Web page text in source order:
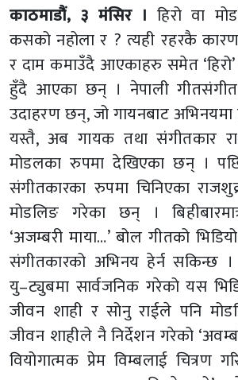
काठमाडौं, ३ मंसिर । हिरो वा
कसको नहोला र ? त्यही रहरकै कारण
र दाम कमाउँदै आएकाहरु समेत ‘हिरो’
हुँदै आएका छन् । नेपाली गीतसंगीत
उदाहरण छन्, जो गायनबाट अभिनयमा
यस्तै, अब गायक तथा संगीतकार
मोडलका रुपमा देखिएका छन् ।
संगीतकारका रुपमा चिनिएका
मोडलिङ गरेका छन् ।
‘अजम्बरी माया…’ बोल गीतको
संगीतकारको अभिनय हेर्न सकिन्छ
यु–ट्युबमा सार्वजनिक गरेको यस
जीवन शाही र सोनु राईले पनि
जीवन शाहीले नै निर्देशन गरेको
वियोगात्मक प्रेम विम्बलाई चित्रण